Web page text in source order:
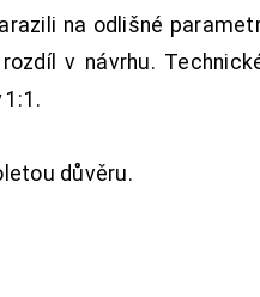
na odlišné
v návrhu.
důvěru.